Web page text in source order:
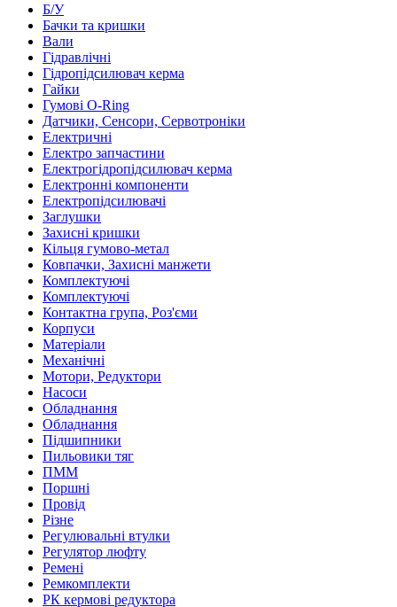
Б/У
Бачки та кришки
Вали
Гідравлічні
Гідропідсилювач керма
Гайки
Гумові O-Ring
Датчики, Сенсори, Сервотроніки
Електричні
Електро запчастини
Електрогідропідсилювач керма
Електронні компоненти
Електропідсилювачі
Заглушки
Захисні кришки
Кільця гумово-метал
Ковпачки, Захисні манжети
Комплектуючі
Комплектуючі
Контактна група, Роз'єми
Корпуси
Матеріали
Механічні
Мотори, Редуктори
Насоси
Обладнання
Обладнання
Підшипники
Пильовики тяг
ПММ
Поршні
Провід
Різне
Регулювальні втулки
Регулятор люфту
Ремені
Ремкомплекти
РК кермові редуктора